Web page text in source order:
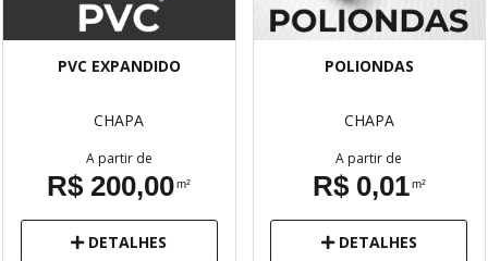
PVC EXPANDIDO
CHAPA
A partir de
R$ 200,00m²
DETALHES
POLIONDAS
CHAPA
A partir de
R$ 0,01m²
DETALHES